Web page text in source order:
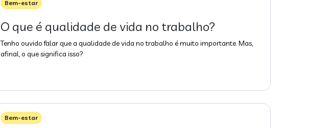
Bem-estar
O que é qualidade de vida no trabalho?
Tenho ouvido falar que a qualidade de vida no trabalho é muito importante. Mas,
afinal, o que significa isso?
Bem-estar